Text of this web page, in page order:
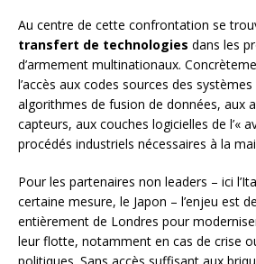
Au centre de cette confrontation se
transfert de technologies dans les
d’armement multinationaux.
l’accès aux codes sources des
algorithmes de fusion de données, aux
capteurs, aux couches logicielles de l’«
procédés industriels nécessaires à la
Pour les partenaires non leaders – ici
certaine mesure, le Japon – l’enjeu est
entièrement de Londres pour
leur flotte, notamment en cas de crise